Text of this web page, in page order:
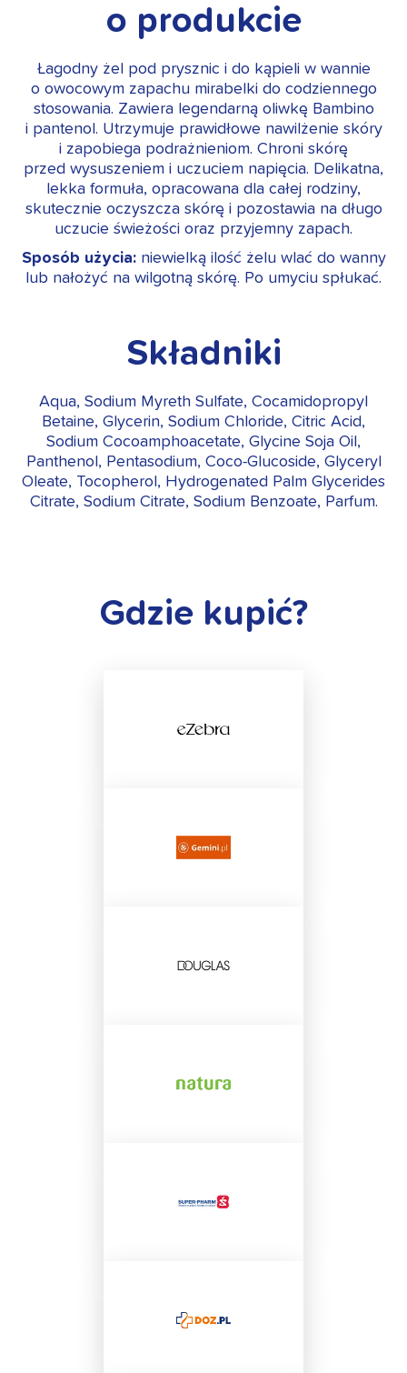
o produkcie
Łagodny żel pod prysznic i do kąpieli w wannie
o owocowym zapachu mirabelki do codziennego
stosowania. Zawiera legendarną oliwkę Bambino
i pantenol. Utrzymuje prawidłowe nawilżenie skóry
i zapobiega podrażnieniom. Chroni skórę
przed wysuszeniem i uczuciem napięcia. Delikatna,
lekka formuła, opracowana dla całej rodziny,
skutecznie oczyszcza skórę i pozostawia na długo
uczucie świeżości oraz przyjemny zapach.
Sposób użycia:niewielką ilość żelu wlać do wanny
lub nałożyć na wilgotną skórę. Po umyciu spłukać.
Składniki
Aqua, Sodium Myreth Sulfate, Cocamidopropyl
Betaine, Glycerin, Sodium Chloride, Citric Acid,
Sodium Cocoamphoacetate, Glycine Soja Oil,
Panthenol, Pentasodium, Coco-Glucoside, Glyceryl
Oleate, Tocopherol, Hydrogenated Palm Glycerides
Citrate, Sodium Citrate, Sodium Benzoate, Parfum.
Gdzie kupić?